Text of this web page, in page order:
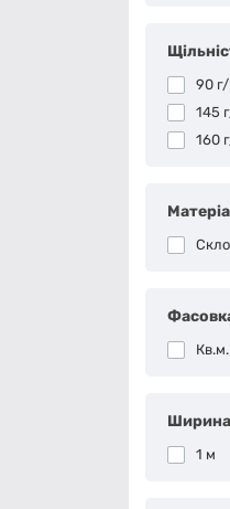
90
145
160
Кв.м.
Ширина
1 м